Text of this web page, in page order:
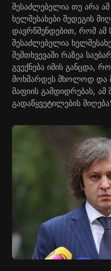
შესაძლებელია თუ არა
ხელშესახები შედეგის
დავრწმუნდებით, რომ ამ
შესაძლებელია
შემთხვევაში რაზეა
გვექნება იმის განცდა,
მოხმარდეს მხოლოდ და
მაფიის გამდიდრებას, ამ
გადაწყვეტილების